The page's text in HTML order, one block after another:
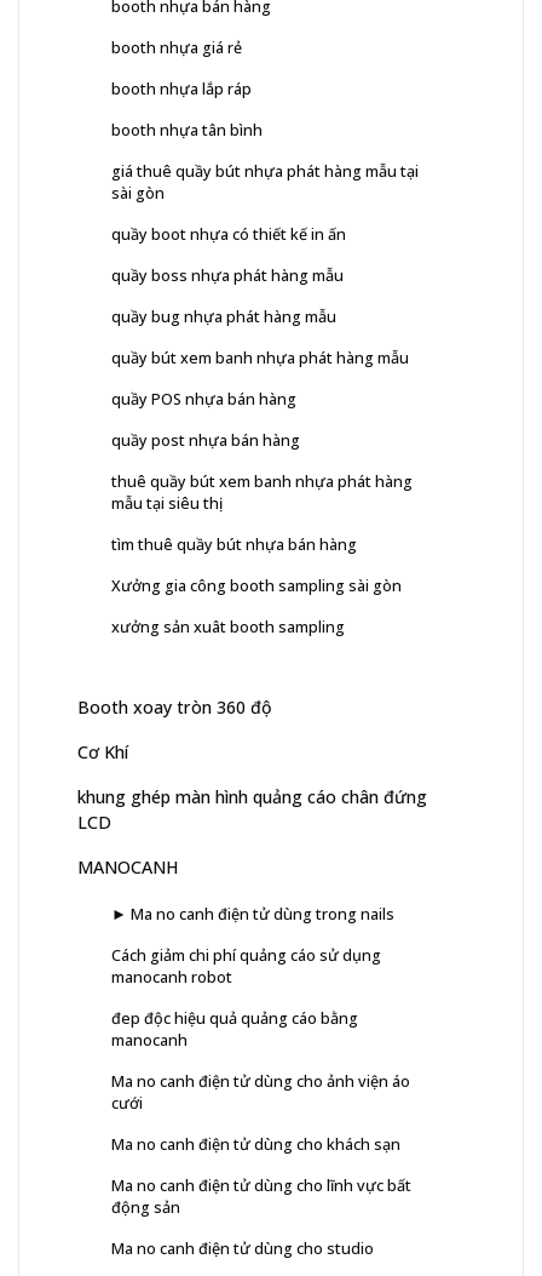
booth nhựa bán hàng
booth nhựa giá rẻ
booth nhựa lắp ráp
booth nhựa tân bình
giá thuê quầy bút nhựa phát hàng mẫu tại
sài gòn
quầy boot nhựa có thiết kế in ấn
quầy boss nhựa phát hàng mẫu
quầy bug nhựa phát hàng mẫu
quầy bút xem banh nhựa phát hàng mẫu
quầy POS nhựa bán hàng
quầy post nhựa bán hàng
thuê quầy bút xem banh nhựa phát hàng
mẫu tại siêu thị
tìm thuê quầy bút nhựa bán hàng
Xưởng gia công booth sampling sài gòn
xưởng sản xuât booth sampling
Booth xoay tròn 360 độ
Cơ Khí
khung ghép màn hình quảng cáo chân đứng
LCD
MANOCANH
► Ma no canh điện tử dùng trong nails
Cách giảm chi phí quảng cáo sử dụng
manocanh robot
đep độc hiệu quả quảng cáo bằng
manocanh
Ma no canh điện tử dùng cho ảnh viện áo
cưới
Ma no canh điện tử dùng cho khách sạn
Ma no canh điện tử dùng cho lĩnh vực bất
động sản
Ma no canh điện tử dùng cho studio